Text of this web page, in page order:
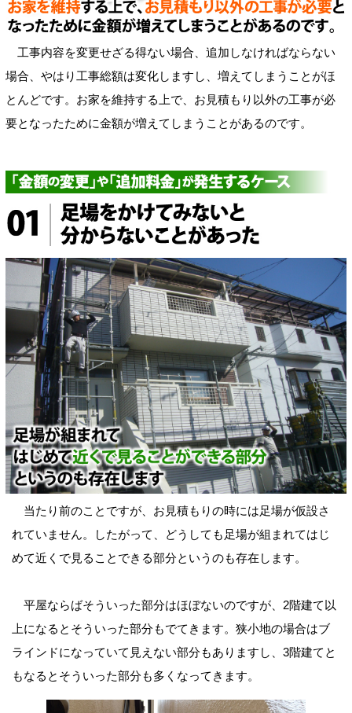
工事内容を変更せざる得ない場合、追加しなければならない
場合、やはり工事総額は変化しますし、増えてしまうことがほ
とんどです。お家を維持する上で、お見積もり以外の工事が必
要となったために金額が増えてしまうことがあるのです。
当たり前のことですが、お見積もりの時には足場が仮設さ
れていません。したがって、どうしても足場が組まれてはじ
めて近くで見ることできる部分というのも存在します。
平屋ならばそういった部分はほぼないのですが、2階建て以
上になるとそういった部分もでてきます。狭小地の場合はブ
ラインドになっていて見えない部分もありますし、3階建てと
もなるとそういった部分も多くなってきます。